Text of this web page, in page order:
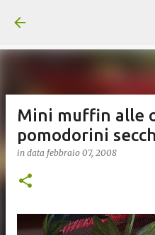
Mini muffin alle
pomodorini
in data febbraio 07, 2008